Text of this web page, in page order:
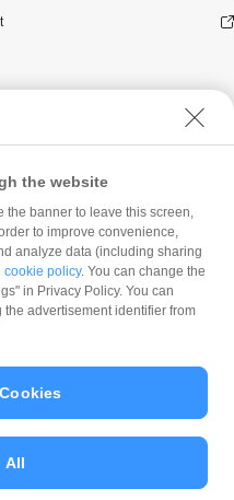
方
the website
the banner to leave this screen,
to improve convenience,
analyze data (including sharing
cookie policy. You can change the
in Privacy Policy. You can
advertisement identifier from
All